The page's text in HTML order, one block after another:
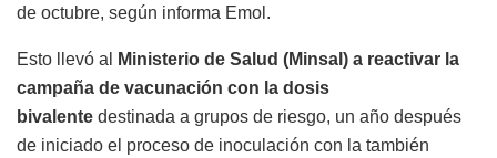
de octubre, según informa Emol.
Esto llevó al
Ministerio de Salud (Minsal) a reactivar la
campaña de vacunación con la dosis
bivalente destinada a grupos de riesgo, un año después
de iniciado el proceso de inoculación con la también